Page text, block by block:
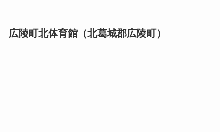
広陵町北体育館（北葛城郡広陵町）